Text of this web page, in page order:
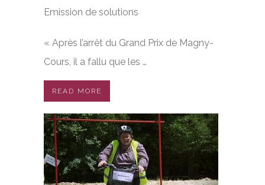
Emission de solutions
« Après l’arrêt du Grand Prix de Magny-
Cours, il a fallu que les …
READ MORE